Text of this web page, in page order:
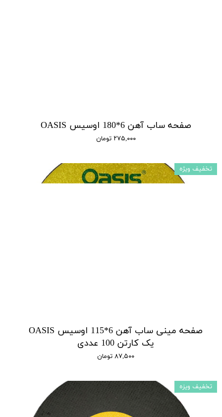
صفحه ساب آهن 6*180 اوسیس OASIS
۲۷۵,۰۰۰ تومان
صفحه مینی ساب آهن 6*115 اوسیس OASIS
یک کارتن 100 عددی
۸۷,۵۰۰ تومان
تخفیف ویژه
تخفیف ویزه